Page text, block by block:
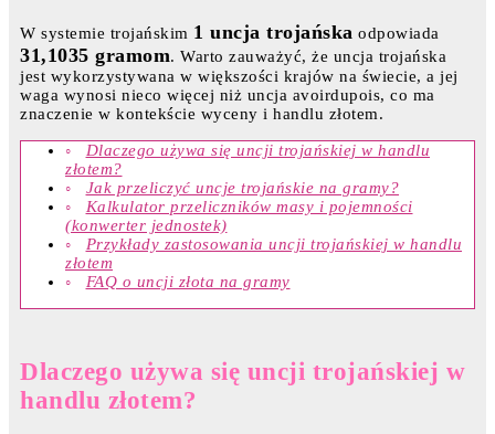
W systemie trojańskim 1 uncja trojańska odpowiada
31,1035 gramom. Warto zauważyć, że uncja trojańska
jest wykorzystywana w większości krajów na świecie, a jej
waga wynosi nieco więcej niż uncja avoirdupois, co ma
znaczenie w kontekście wyceny i handlu złotem.
Dlaczego używa się uncji trojańskiej w handlu
złotem?
Jak przeliczyć uncje trojańskie na gramy?
Kalkulator przeliczników masy i pojemności
(konwerter jednostek)
Przykłady zastosowania uncji trojańskiej w handlu
złotem
FAQ o uncji złota na gramy
Dlaczego używa się uncji trojańskiej w
handlu złotem?